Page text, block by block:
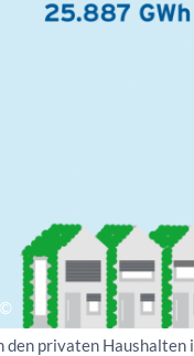
den privaten